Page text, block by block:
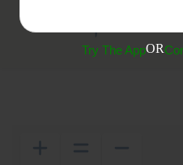
Try The AppOR